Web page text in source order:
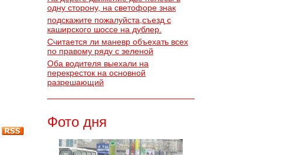
одну сторону, на светофоре знак
подскажите пожалуйста,съезд с
каширского шоссе на дублер.
Считается ли маневр объехать всех
по правому ряду с зеленой
Оба водителя выехали на
перекресток на основной
разрешающий
Фото дня